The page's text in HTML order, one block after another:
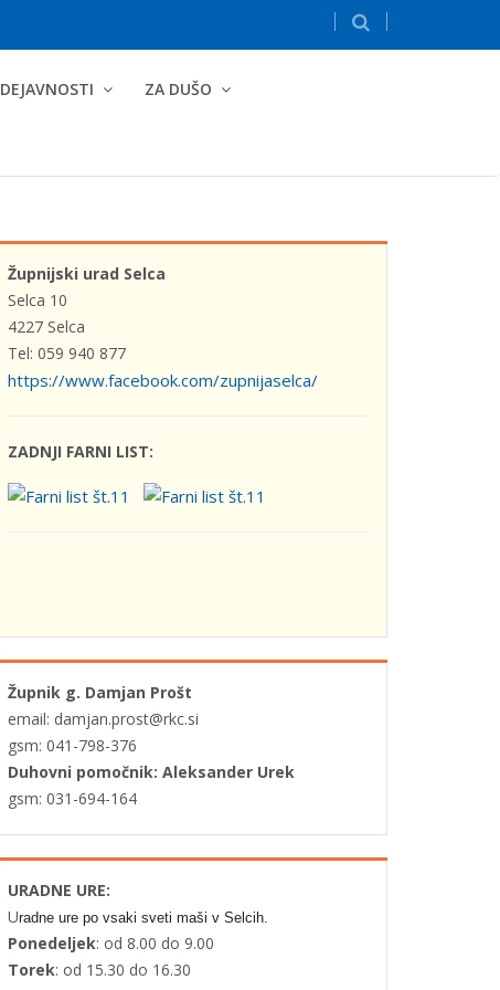
DEJAVNOSTI ZA DUŠO
Župnijski urad Selca
Selca 10
4227 Selca
Tel: 059 940 877
https://www.facebook.com/zupnijaselca/
ZADNJI FARNI LIST:
Župnik g. Damjan Prošt
email: damjan.prost@rkc.si
gsm: 041-798-376
Duhovni pomočnik: Aleksander Urek
gsm: 031-694-164
URADNE URE:
Uradne ure po vsaki sveti maši v Selcih.
Ponedeljek: od 8.00 do 9.00
Torek: od 15.30 do 16.30